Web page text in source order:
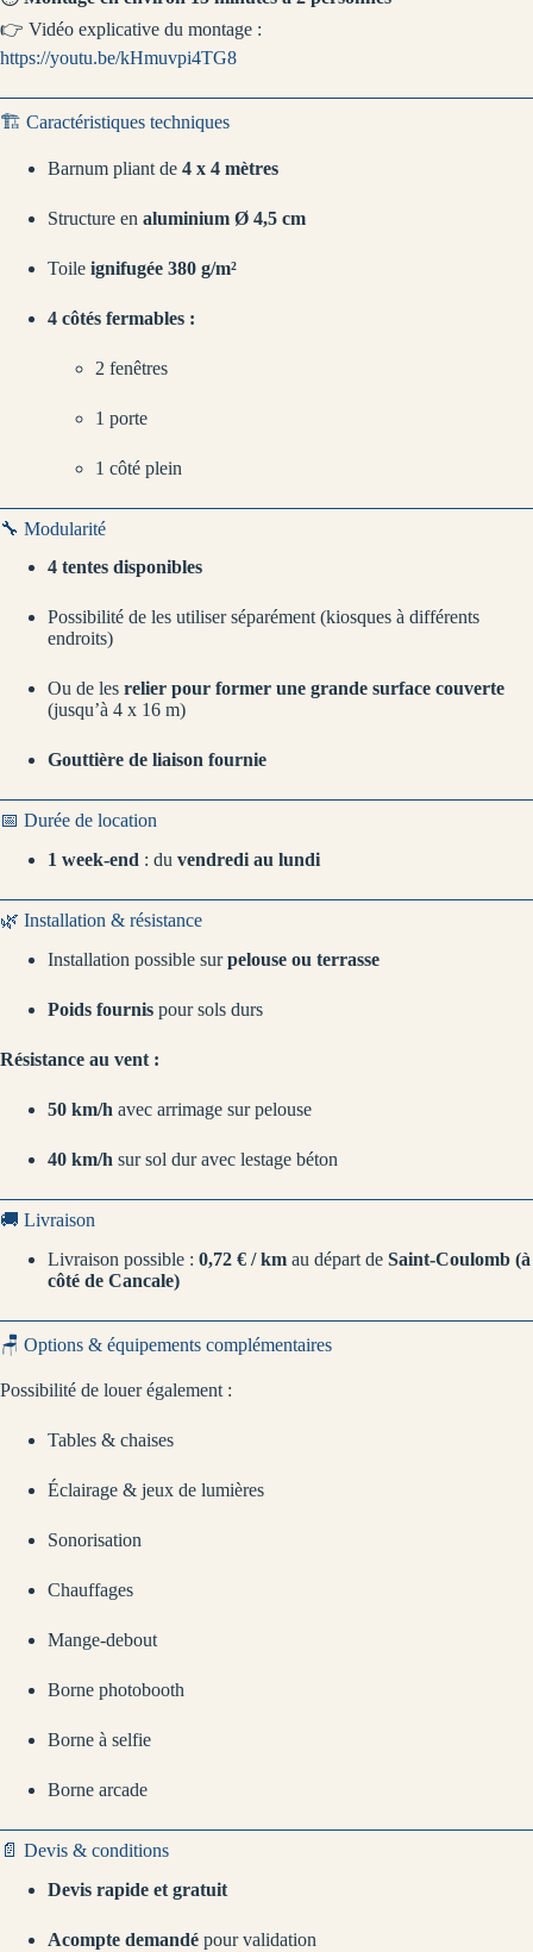
👉 Vidéo explicative du montage :
https://youtu.be/kHmuvpi4TG8
🏗️ Caractéristiques techniques
Barnum pliant de 4 x 4 mètres
Structure en aluminium Ø 4,5 cm
Toile ignifugée 380 g/m²
4 côtés fermables :
2 fenêtres
1 porte
1 côté plein
🔧 Modularité
4 tentes disponibles
Possibilité de les utiliser séparément (kiosques à différents
endroits)
Ou de les relier pour former une grande surface couverte
(jusqu’à 4 x 16 m)
Gouttière de liaison fournie
📅 Durée de location
1 week-end : du vendredi au lundi
🌿 Installation & résistance
Installation possible surpelouse ou terrasse
Poids fournis pour sols durs
Résistance au vent :
50 km/h avec arrimage sur pelouse
40 km/h sur sol dur avec lestage béton
🚚 Livraison
Livraison possible : 0,72 € / km au départ de Saint-Coulomb (à
côté de Cancale)
🪑 Options & équipements complémentaires
Possibilité de louer également :
Tables & chaises
Éclairage & jeux de lumières
Sonorisation
Chauffages
Mange-debout
Borne photobooth
Borne à selfie
Borne arcade
📄 Devis & conditions
Devis rapide et gratuit
Acompte demandé pour validation